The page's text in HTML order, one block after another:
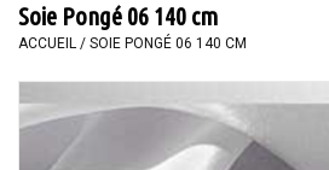
PEINTURE
TEXTILE
Soie Pongé 06 140 cm
ACCUEIL / SOIE PONGÉ 06 140 CM